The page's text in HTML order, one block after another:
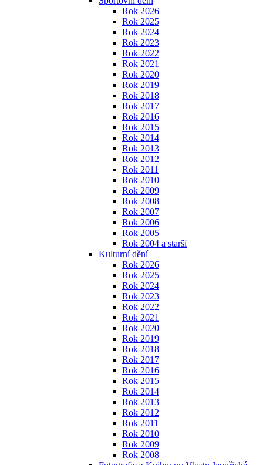
Rok 2026
Rok 2025
Rok 2024
Rok 2023
Rok 2022
Rok 2021
Rok 2020
Rok 2019
Rok 2018
Rok 2017
Rok 2016
Rok 2015
Rok 2014
Rok 2013
Rok 2012
Rok 2011
Rok 2010
Rok 2009
Rok 2008
Rok 2007
Rok 2006
Rok 2005
Rok 2004 a starší
Kulturní dění
Rok 2026
Rok 2025
Rok 2024
Rok 2023
Rok 2022
Rok 2021
Rok 2020
Rok 2019
Rok 2018
Rok 2017
Rok 2016
Rok 2015
Rok 2014
Rok 2013
Rok 2012
Rok 2011
Rok 2010
Rok 2009
Rok 2008